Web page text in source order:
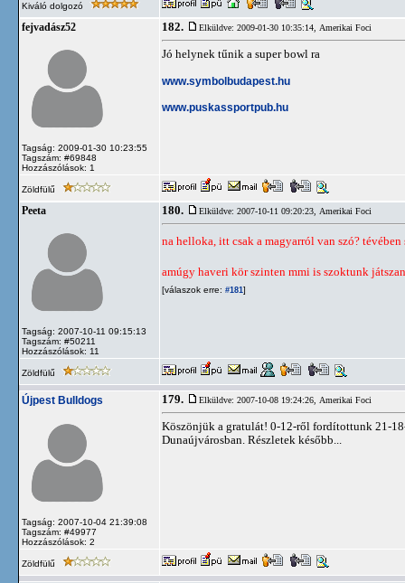
Kiváló dolgozó
fejvadász52
Tagság: 2009-01-30 10:23:55
Tagszám: #69848
Hozzászólások: 1
182. Elküldve: 2009-01-30 10:35:14, Amerikai Foci
Jó helynek tűnik a super bowl ra
www.symbolbudapest.hu
www.puskassportpub.hu
Zöldfülű
Peeta
Tagság: 2007-10-11 09:15:13
Tagszám: #50211
Hozzászólások: 11
180. Elküldve: 2007-10-11 09:20:23, Amerikai Foci
na helloka, itt csak a magyarról van szó?
amúgy haveri kör szinten mmi is szoktunk
[válaszok erre: #181]
Zöldfülű
Újpest Bulldogs
Tagság: 2007-10-04 21:39:08
Tagszám: #49977
Hozzászólások: 2
179. Elküldve: 2007-10-08 19:24:26, Amerikai Foci
Köszönjük a gratulát! 0-12-ről fordítottunk 21-
Dunaújvárosban. Részletek később...
Zöldfülű